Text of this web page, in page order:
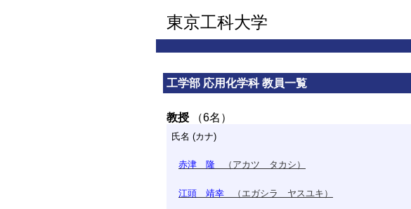
東京工科大学
工学部 応用化学科 教員一覧
教授 （6名）
氏名 (カナ)
赤津 隆 （アカツ タカシ）
江頭 靖幸 （エガシラ ヤスユキ）